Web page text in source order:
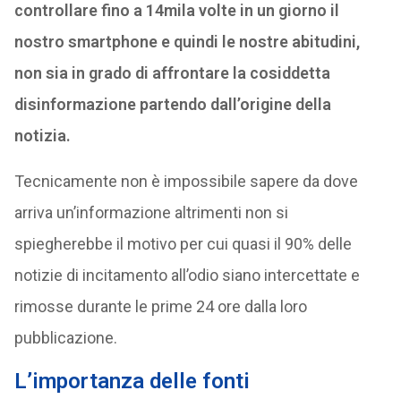
controllare fino a 14mila volte in un giorno il
nostro smartphone e quindi le nostre abitudini,
non sia in grado di affrontare la cosiddetta
disinformazione partendo dall’origine della
notizia.
Tecnicamente non è impossibile sapere da dove
arriva un’informazione altrimenti non si
spiegherebbe il motivo per cui quasi il 90% delle
notizie di incitamento all’odio siano intercettate e
rimosse durante le prime 24 ore dalla loro
pubblicazione.
L’importanza delle fonti